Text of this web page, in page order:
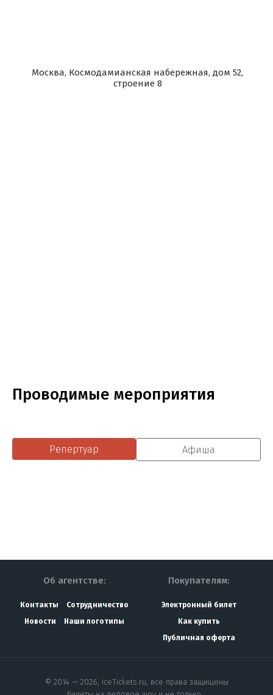
Москва, Космодамианская набережная, дом 52,
строение 8
Проводимые мероприятия
Репертуар Афиша
Об агентстве:
Контакты
Сотрудничество
Новости
Наши логотипы
Покупателям:
Электронный билет
Как купить
Публичная оферта
© 2014 — 2026, IceTickets.ru, все права защищены